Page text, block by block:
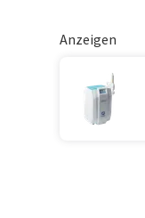
Anzeigen